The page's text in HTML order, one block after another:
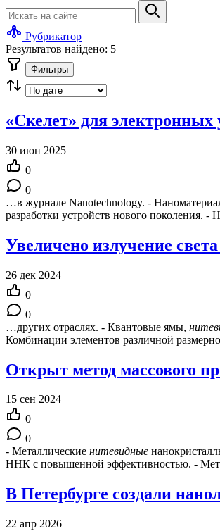
Рубрикатор
Результатов найдено: 5
Фильтры
«Скелет» для
30 июн 2025
0
0
…в журнале Nanotechnology. -
разработки устройств нового
Увеличено излучение
26 дек 2024
0
0
…других отраслях. - Квантовые ямы,
Комбинации элементов различной
Открыт метод массового
15 сен 2024
0
0
- Металлические нитевидные
ННК с повышенной эффективностью. -
В Петербурге создали
22 апр 2026